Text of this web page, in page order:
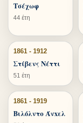
Τσέχωφ
44 έτη
1861 - 1912
Στίβενς Νέττι
51 έτη
1861 - 1919
Βιλόλντο Άνxελ